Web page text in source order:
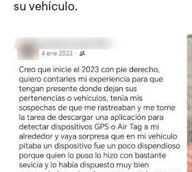
su vehículo.